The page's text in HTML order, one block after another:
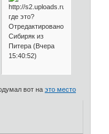
где это?
Отредактировано
Сибиряк из
Питера (Вчера
15:40:52)
вот наэто место